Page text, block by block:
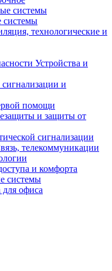
системы
технологические и
Устройства и
и
помощи
и защиты от
сигнализации
телекоммуникации
и комфорта
системы
офиса